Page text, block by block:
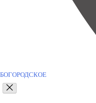
БОГОРОДСКОЕ